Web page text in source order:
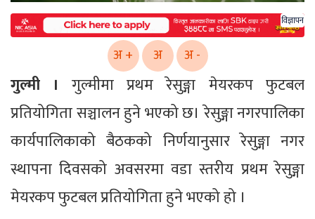
विज्ञापन
अ + अ अ -
गुल्मी । गुल्मीमा प्रथम रेसुङ्गा मेयरकप फुटबल
प्रतियोगिता सञ्चालन हुने भएको छ। रेसुङ्गा नगरपालिका
कार्यपालिकाको बैठकको निर्णयानुसार रेसुङ्गा नगर
स्थापना दिवसको अवसरमा वडा स्तरीय प्रथम रेसुङ्गा
मेयरकप फुटबल प्रतियोगिता हुने भएको हो ।